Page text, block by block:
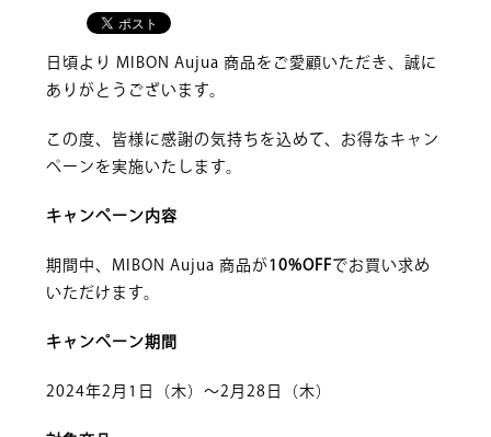
SITE MAP
日頃より MIBON Aujua 商品をご愛顧いただき、誠に
ありがとうございます。
この度、皆様に感謝の気持ちを込めて、お得なキャン
ペーンを実施いたします。
キャンペーン内容
期間中、MIBON Aujua 商品が10%OFFでお買い求め
いただけます。
キャンペーン期間
2024年2月1日（木）～2月28日（木）